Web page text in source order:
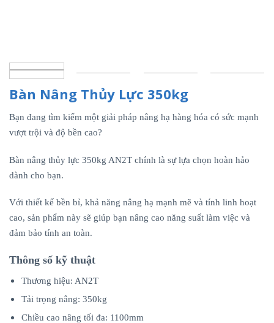
Bàn Nâng Thủy Lực 350kg
Bạn đang tìm kiếm một giải pháp nâng hạ hàng hóa có sức mạnh
vượt trội và độ bền cao?
Bàn nâng thủy lực 350kg AN2T chính là sự lựa chọn hoàn hảo
dành cho bạn.
Với thiết kế bền bỉ, khả năng nâng hạ mạnh mẽ và tính linh hoạt
cao, sản phẩm này sẽ giúp bạn nâng cao năng suất làm việc và
đảm bảo tính an toàn.
Thông số kỹ thuật
Thương hiệu: AN2T
Tải trọng nâng: 350kg
Chiều cao nâng tối đa: 1100mm